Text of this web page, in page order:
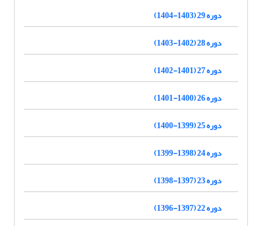
دوره 29 (1403-1404)
دوره 28 (1402-1403)
دوره 27 (1401-1402)
دوره 26 (1400-1401)
دوره 25 (1399-1400)
دوره 24 (1398-1399)
دوره 23 (1397-1398)
دوره 22 (1397-1396)